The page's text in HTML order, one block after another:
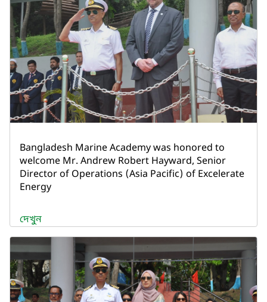
Bangladesh Marine Academy was honored to
welcome Mr. Andrew Robert Hayward, Senior
Director of Operations (Asia Pacific) of Excelerate
Energy
দেখুন